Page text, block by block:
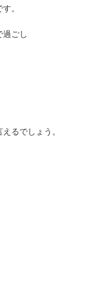
。
過ごし
えるでしょう。